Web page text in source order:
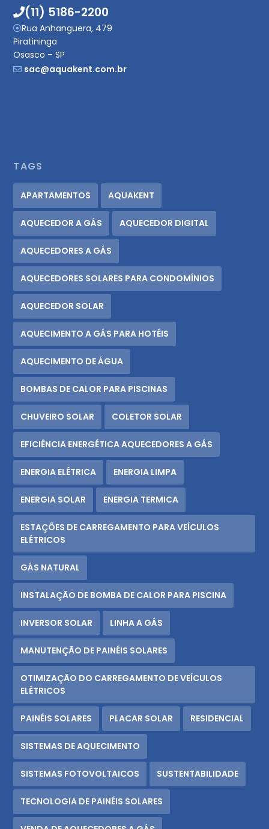
(11) 5186-2200
Rua Anhanguera, 479
Piratininga
Osasco – SP
sac@aquakent.com.br
TAGS
APARTAMENTOS AQUAKENT
AQUECEDOR A GÁS AQUECEDOR DIGITAL
AQUECEDORES A GÁS
AQUECEDORES SOLARES PARA CONDOMÍNIOS
AQUECEDOR SOLAR
AQUECIMENTO A GÁS PARA HOTÉIS
AQUECIMENTO DE ÁGUA
BOMBAS DE CALOR PARA PISCINAS
CHUVEIRO SOLAR COLETOR SOLAR
EFICIÊNCIA ENERGÉTICA AQUECEDORES A GÁS
ENERGIA ELÉTRICA ENERGIA LIMPA
ENERGIA SOLAR ENERGIA TERMICA
ESTAÇÕES DE CARREGAMENTO PARA VEÍCULOS
ELÉTRICOS
GÁS NATURAL
INSTALAÇÃO DE BOMBA DE CALOR PARA PISCINA
INVERSOR SOLAR LINHA A GÁS
MANUTENÇÃO DE PAINÉIS SOLARES
OTIMIZAÇÃO DO CARREGAMENTO DE VEÍCULOS
ELÉTRICOS
PAINÉIS SOLARES PLACAR SOLAR RESIDENCIAL
SISTEMAS DE AQUECIMENTO
SISTEMAS FOTOVOLTAICOS SUSTENTABILIDADE
TECNOLOGIA DE PAINÉIS SOLARES